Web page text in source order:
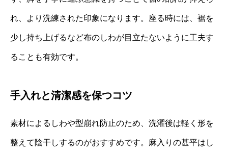
れ、より洗練された印象になります。座る時には、裾を
少し持ち上げるなど布のしわが目立たないように工夫す
ることも有効です。
手入れと清潔感を保つコツ
素材によるしわや型崩れ防止のため、洗濯後は軽く形を
整えて陰干しするのがおすすめです。麻入りの甚平はし